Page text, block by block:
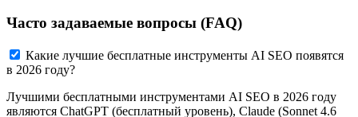
Часто задаваемые вопросы (FAQ)
Какие лучшие бесплатные инструменты AI SEO появятся
в 2026 году?
Лучшими бесплатными инструментами AI SEO в 2026 году
являются ChatGPT (бесплатный уровень), Claude (Sonnet 4.6